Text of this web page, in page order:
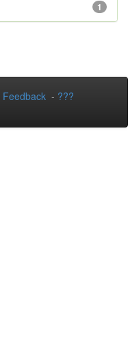
1
Feedback - ???